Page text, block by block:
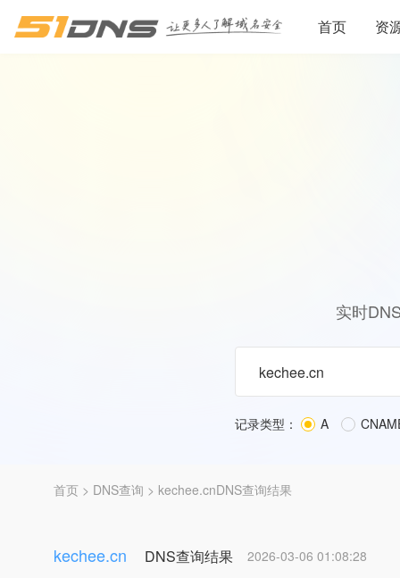
首页 资
实时
记录类型： A
首页 > DNS查询 > kechee.cnDNS查询结果
kechee.cn DNS查询结果 2026-03-06 01:08:28